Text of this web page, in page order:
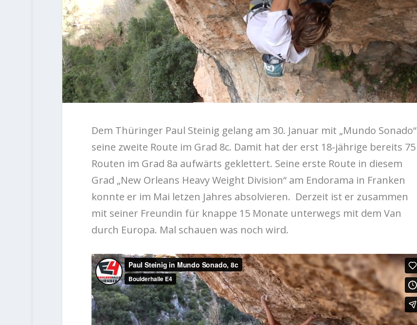
Dem Thüringer Paul Steinig gelang am 30. Januar mit „Mundo Sonado“
seine zweite Route im Grad 8c. Damit hat der erst 18-jährige bereits 75
Routen im Grad 8a aufwärts geklettert. Seine erste Route in diesem
Grad „New Orleans Heavy Weight Division“ am Endorama in Franken
konnte er im Mai letzen Jahres absolvieren. Derzeit ist er zusammen
mit seiner Freundin für knappe 15 Monate unterwegs mit dem Van
durch Europa. Mal schauen was noch wird.